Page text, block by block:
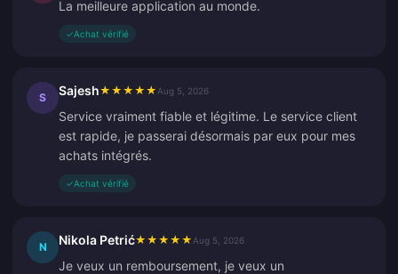
La meilleure application au monde.
✓Achat vérifié
S Sajesh★ ★ ★ ★ ★ Aug 5, 2026
Service vraiment fiable et légitime. Le service client
est rapide, je passerai désormais par eux pour mes
achats intégrés.
✓Achat vérifié
N Nikola Petrić★ ★ ★ ★ ★ Aug 5, 2026
Je veux un remboursement, je veux un